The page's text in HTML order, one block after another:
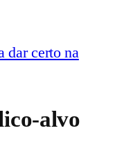
dar certo na
alvo